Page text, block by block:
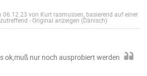
06.12.23 von Kurt rasmussen, basierend auf einer
-Original anzeigen (Dänisch)
ok,muß nur noch ausprobiert werden